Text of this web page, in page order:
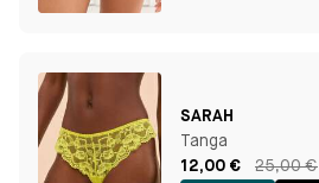
SARAH
Tanga
12,00 €
25,00 €